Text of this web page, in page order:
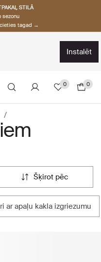
STILĀ
sezonu
tagad →
instalēt
0 0
šķirot pēc
ar apaļu kakla izgriezumu